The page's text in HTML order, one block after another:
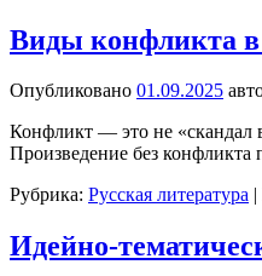
Виды конфликта в
Опубликовано 01.09.2025
Конфликт — это не «скандал
Произведение без конфликта
Рубрика: Русская литература |
Идейно-